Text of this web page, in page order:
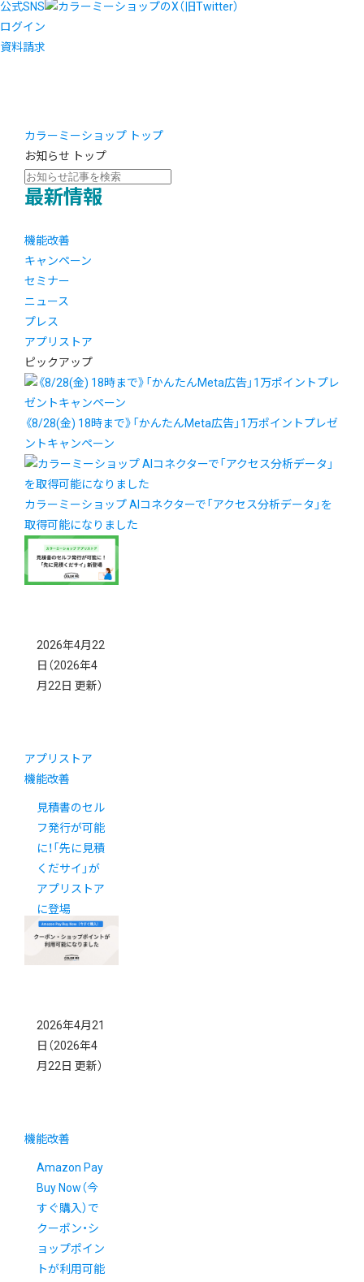
公式SNS
ログイン
資料請求
カラーミーショップ トップ
お知らせ トップ
最新情報
機能改善
キャンペーン
セミナー
ニュース
プレス
アプリストア
ピックアップ
《8/28(金) 18時まで》「かんたんMeta広告」1万ポイントプレゼ
ントキャンペーン
カラーミーショップ AIコネクターで「アクセス分析データ」を
取得可能になりました
2026年4月22
日 （2026年4
月22日 更新）
アプリストア
機能改善
見積書のセル
フ発行が可能
に！「先に見積
くだサイ」が
アプリストア
に登場
2026年4月21
日 （2026年4
月22日 更新）
機能改善
Amazon Pay
Buy Now（今
すぐ購入）で
クーポン・シ
ョップポイン
トが利用可能